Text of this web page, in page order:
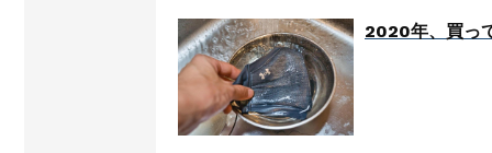
2020年、買っ